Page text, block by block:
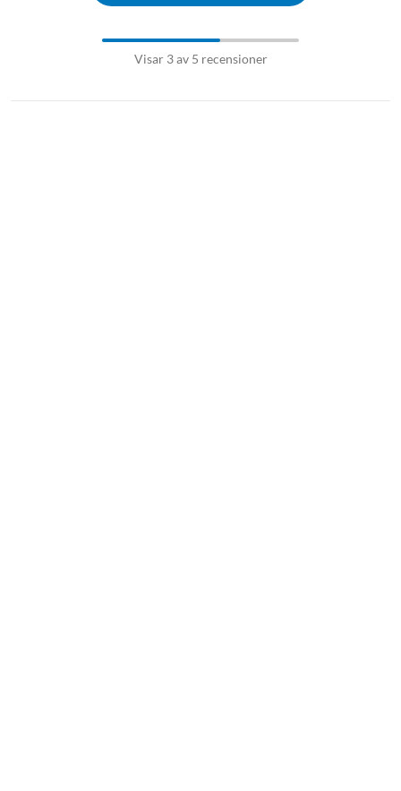
Visar 3 av 5 recensioner